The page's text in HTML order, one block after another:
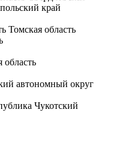
край
Томская область
область
автономный округ
Чукотский